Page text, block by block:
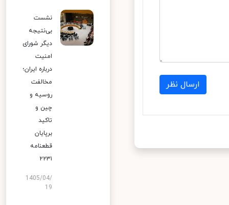
ارسال نظر
نشست
بی‌نتیجه
دیگر شورای
امنیت
درباره ایران؛
مخالفت
روسیه و
چین و
تاکید
برپایان
قطعنامه
۲۲۳۱
1405/04/
19